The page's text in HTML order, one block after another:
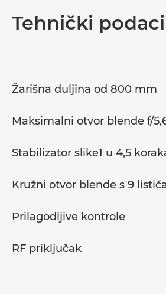
Tehnički podaci
Tehnički podaci
Žarišna duljina od 800 mm
Maksimalni otvor blende f/
Stabilizator slike1 u 4,5
Kružni otvor blende s 9
Prilagodljive kontrole
RF priključak